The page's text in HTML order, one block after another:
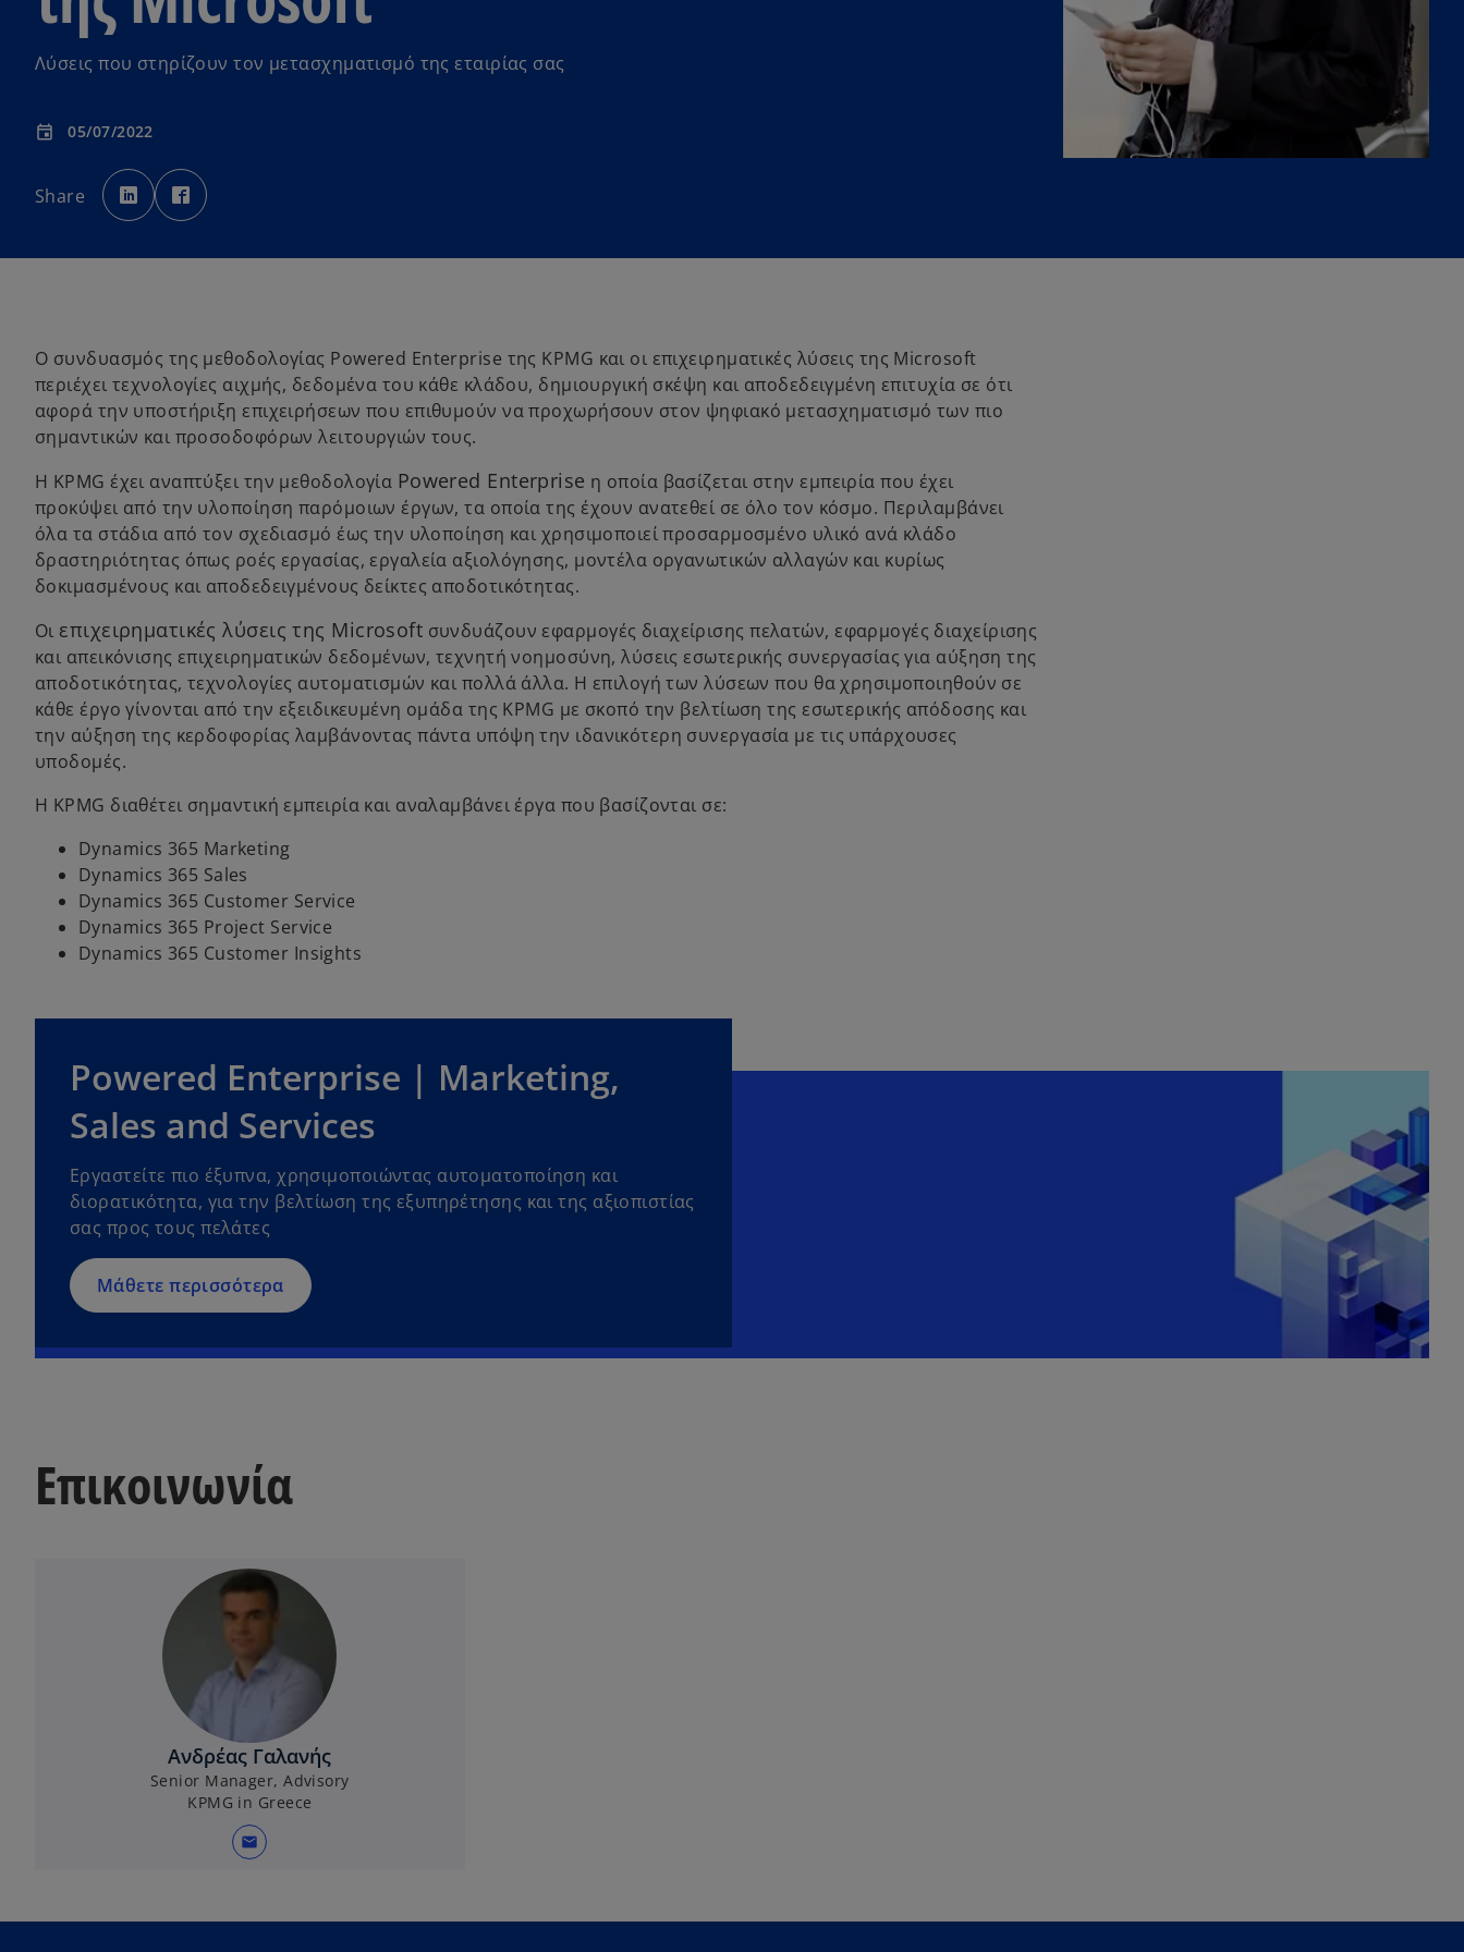
Λύσεις που στηρίζουν τον μετασχηματισμό της εταιρίας σας
event 05/07/2022
Share
o
p
e
n
p
e
Ο συνδυασμός της μεθοδολογίας Powered Enterprise της KPMG και οι επιχειρηματικές λύσεις της Microsoft
περιέχει τεχνολογίες αιχμής, δεδομένα του κάθε κλάδου, δημιουργική σκέψη και αποδεδειγμένη επιτυχία σε ότι
αφορά την υποστήριξη επιχειρήσεων που επιθυμούν να προχωρήσουν στον ψηφιακό μετασχηματισμό των πιο
σημαντικών και προσοδοφόρων λειτουργιών τους.
Η KPMG έχει αναπτύξει την μεθοδολογία Powered Enterprise η οποία βασίζεται στην εμπειρία που έχει
προκύψει από την υλοποίηση παρόμοιων έργων, τα οποία της έχουν ανατεθεί σε όλο τον κόσμο. Περιλαμβάνει
όλα τα στάδια από τον σχεδιασμό έως την υλοποίηση και χρησιμοποιεί προσαρμοσμένο υλικό ανά κλάδο
δραστηριότητας όπως ροές εργασίας, εργαλεία αξιολόγησης, μοντέλα οργανωτικών αλλαγών και κυρίως
δοκιμασμένους και αποδεδειγμένους δείκτες αποδοτικότητας.
Οι επιχειρηματικές λύσεις της Microsoft συνδυάζουν εφαρμογές διαχείρισης πελατών, εφαρμογές διαχείρισης
και απεικόνισης επιχειρηματικών δεδομένων, τεχνητή νοημοσύνη, λύσεις εσωτερικής συνεργασίας για αύξηση της
αποδοτικότητας, τεχνολογίες αυτοματισμών και πολλά άλλα. Η επιλογή των λύσεων που θα χρησιμοποιηθούν σε
κάθε έργο γίνονται από την εξειδικευμένη ομάδα της KPMG με σκοπό την βελτίωση της εσωτερικής απόδοσης και
την αύξηση της κερδοφορίας λαμβάνοντας πάντα υπόψη την ιδανικότερη συνεργασία με τις υπάρχουσες
υποδομές.
Η KPMG διαθέτει σημαντική εμπειρία και αναλαμβάνει έργα που βασίζονται σε:
Dynamics 365 Marketing
Dynamics 365 Sales
Dynamics 365 Customer Service
Dynamics 365 Project Service
Dynamics 365 Customer Insights
Powered Enterprise | Marketing,
Sales and Services
Εργαστείτε πιο έξυπνα, χρησιμοποιώντας αυτοματοποίηση και
διορατικότητα, για την βελτίωση της εξυπηρέτησης και της αξιοπιστίας
σας προς τους πελάτες
Μάθετε περισσότερα
Επικοινωνία
Ανδρέας Γαλανής
Senior Manager, Advisory
KPMG in Greece
mail